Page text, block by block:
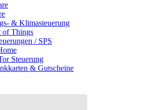
& Klimasteuerung
of Things
/ SPS
Steuerung
& Gutscheine